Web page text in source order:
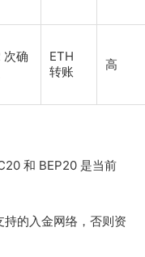
次确
ETH
转账
高
和 BEP20 是当前
的入金网络，否则资